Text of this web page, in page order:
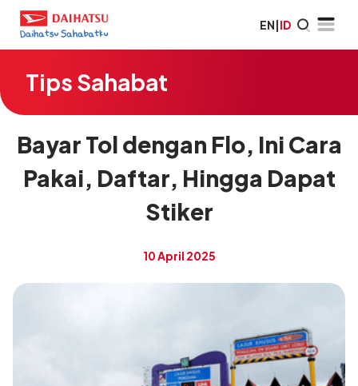
EN|ID
Tips Sahabat
Bayar Tol dengan Flo, Ini Cara
Pakai, Daftar, Hingga Dapat
Stiker
10 April 2025